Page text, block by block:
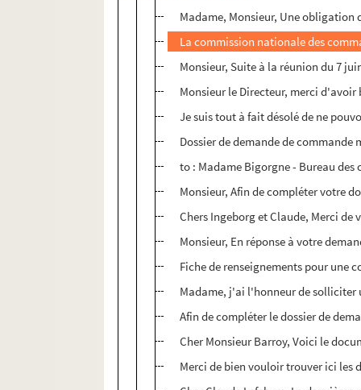
Madame, Monsieur, Une
La commission nationale des
Monsieur, Suite à la réunion du 7
Monsieur le Directeur, merci
Je suis tout à fait désolé de ne
Dossier de demande de commande
to : Madame Bigorgne - Bureau
Monsieur, Afin de compléter votre
Chers Ingeborg et Claude, Merci
Monsieur, En réponse à votre
Fiche de renseignements pour une
Madame, j'ai l'honneur de solliciter
Afin de compléter le dossier de
Cher Monsieur Barroy, Voici le
Merci de bien vouloir trouver ici les